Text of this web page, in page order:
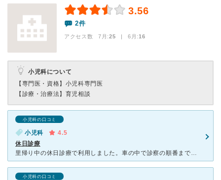
3.56
2件
アクセス数 7月:25 | 6月:16
小児科について
【専門医・資格】 小児科専門医
【診療・治療法】 育児相談
小児科の口コミ
小児科
4.5
休日診療
里帰り中の休日診療で利用しました。車の中で診察の順番まで待つことができ、診察は優しいおじさん先生でした。初めての受診で不安でしたが看護師さんも優しく先生も優しく娘も泣くことなく診てもらえました。ただ、
小児科の口コミ